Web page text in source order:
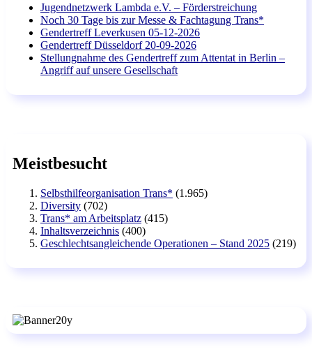
Jugendnetzwerk Lambda e.V. – Förderstreichung
Noch 30 Tage bis zur Messe & Fachtagung Trans*
Gendertreff Leverkusen 05-12-2026
Gendertreff Düsseldorf 20-09-2026
Stellungnahme des Gendertreff zum Attentat in Berlin –
Angriff auf unsere Gesellschaft
Meistbesucht
Selbsthilfeorganisation Trans* (1.965)
Diversity (702)
Trans* am Arbeitsplatz (415)
Inhaltsverzeichnis (400)
Geschlechtsangleichende Operationen – Stand 2025 (219)